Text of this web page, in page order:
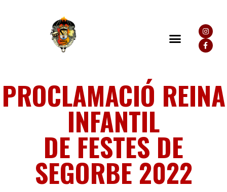
PROCLAMACIÓ REINA
INFANTIL
DE FESTES DE
SEGORBE 2022